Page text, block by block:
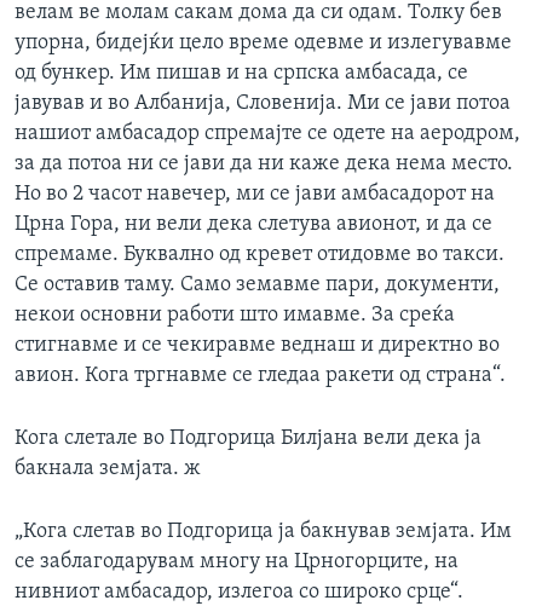
велам ве молам сакам дома да си одам. Толку бев
упорна, бидејќи цело време одевме и излегувавме
од бункер. Им пишав и на српска амбасада, се
јавував и во Албанија, Словенија. Ми се јави потоа
нашиот амбасадор спремајте се одете на аеродром,
за да потоа ни се јави да ни каже дека нема место.
Но во 2 часот навечер, ми се јави амбасадорот на
Црна Гора, ни вели дека слетува авионот, и да се
спремаме. Буквално од кревет отидовме во такси.
Се оставив таму. Само земавме пари, документи,
некои основни работи што имавме. За среќа
стигнавме и се чекиравме веднаш и директно во
авион. Кога тргнавме се гледаа ракети од страна“.
Кога слетале во Подгорица Билјана вели дека ја
бакнала земјата. ж
„Кога слетав во Подгорица ја бакнував земјата. Им
се заблагодарувам многу на Црногорците, на
нивниот амбасадор, излегоа со широко срце“.